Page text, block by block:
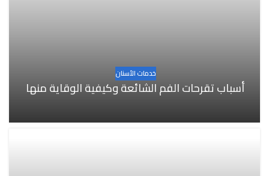
خدمات الأسنان
أسباب تقرحات الفم الشائعة وكيفية الوقاية منها